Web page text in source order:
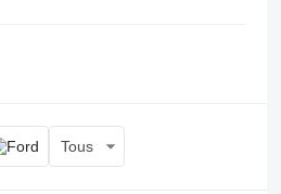
Tous